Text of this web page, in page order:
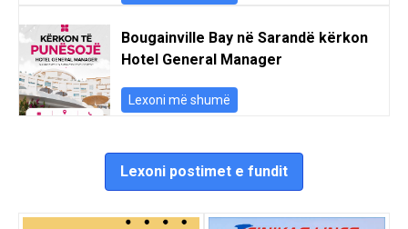
Bougainville Bay në Sarandë kërkon
Hotel General Manager
Lexoni më shumë
Lexoni postimet e fundit